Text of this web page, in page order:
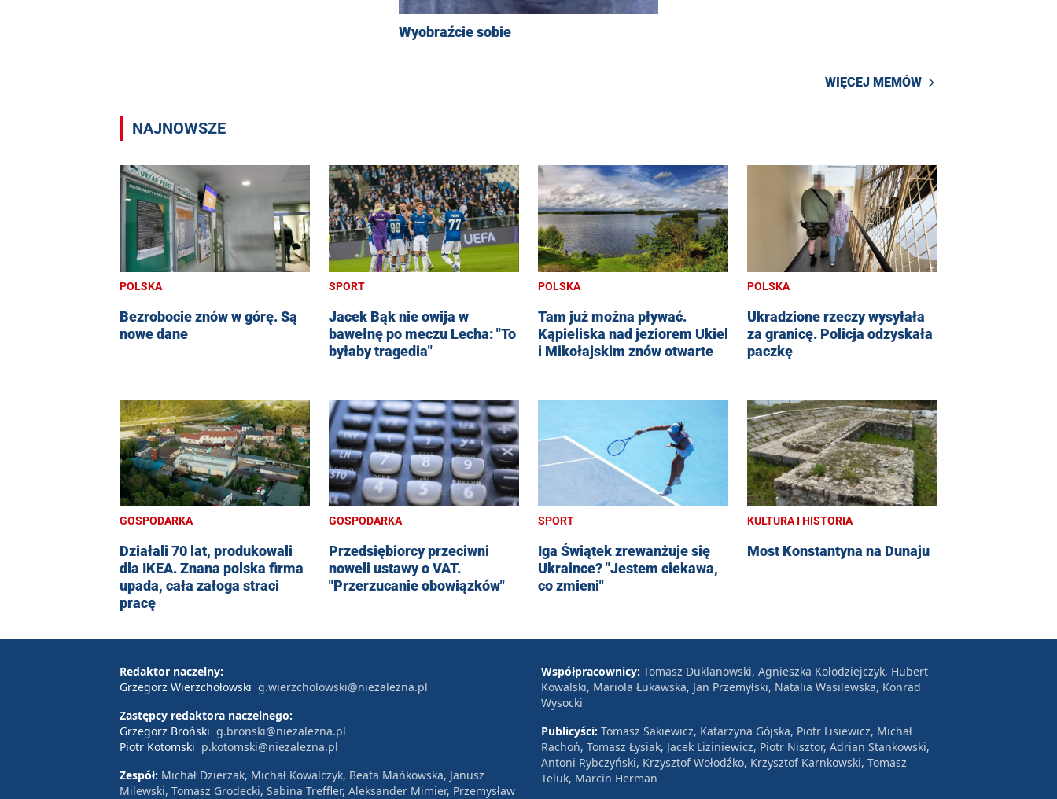
Wyobraźcie sobie
WIĘCEJ MEMÓW
NAJNOWSZE
POLSKA
Bezrobocie znów w górę. Są
nowe dane
SPORT
Jacek Bąk nie owija w
bawełnę po meczu Lecha: "To
byłaby tragedia"
POLSKA
Tam już można pływać.
Kąpieliska nad jeziorem Ukiel
i Mikołajskim znów otwarte
POLSKA
Ukradzione rzeczy wysyłała
za granicę. Policja odzyskała
paczkę
GOSPODARKA
Działali 70 lat, produkowali
dla IKEA. Znana polska firma
upada, cała załoga straci
pracę
GOSPODARKA
Przedsiębiorcy przeciwni
noweli ustawy o VAT.
"Przerzucanie obowiązków"
SPORT
Iga Świątek zrewanżuje się
Ukraince? "Jestem ciekawa,
co zmieni"
KULTURA I HISTORIA
Most Konstantyna na Dunaju
Redaktor naczelny:
Grzegorz Wierzchołowski g.wierzcholowski@niezalezna.pl
Zastępcy redaktora naczelnego:
Grzegorz Broński g.bronski@niezalezna.pl
Piotr Kotomski p.kotomski@niezalezna.pl
Zespół: Michał Dzierżak, Michał Kowalczyk, Beata Mańkowska, Janusz
Milewski, Tomasz Grodecki, Sabina Treffler, Aleksander Mimier, Przemysław
Współpracownicy: Tomasz Duklanowski, Agnieszka Kołodziejczyk, Hubert
Kowalski, Mariola Łukawska, Jan Przemyłski, Natalia Wasilewska, Konrad
Wysocki
Publicyści: Tomasz Sakiewicz, Katarzyna Gójska, Piotr Lisiewicz, Michał
Rachoń, Tomasz Łysiak, Jacek Liziniewicz, Piotr Nisztor, Adrian Stankowski,
Antoni Rybczyński, Krzysztof Wołodźko, Krzysztof Karnkowski, Tomasz
Teluk, Marcin Herman